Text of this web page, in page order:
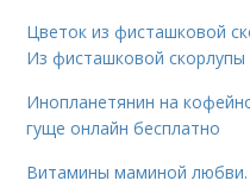
Цветок из фисташковой
Из фисташковой скорлупы
Инопланетянин на
гуще онлайн бесплатно
Витамины маминой